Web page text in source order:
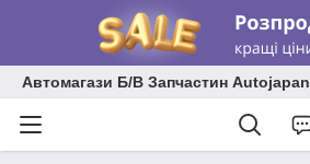
Автомагази Б/В Запчастин Autojapan